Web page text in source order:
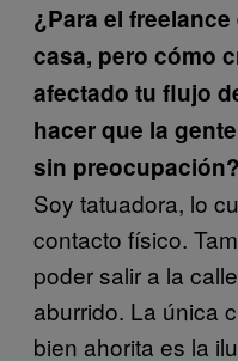
¿Para el
casa, pero cómo
afectado tu flujo
hacer que la
sin preocupación?
Soy tatuadora, lo
contacto físico.
poder salir a la
aburrido. La única
bien ahorita es la